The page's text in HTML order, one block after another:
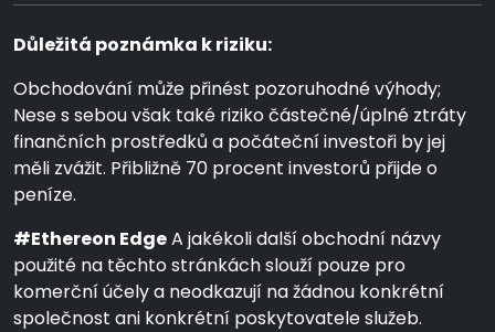
Důležitá poznámka k riziku:
Obchodování může přinést pozoruhodné výhody;
Nese s sebou však také riziko částečné/úplné ztráty
finančních prostředků a počáteční investoři by jej
měli zvážit. Přibližně 70 procent investorů přijde o
peníze.
#Ethereon EdgeA jakékoli další obchodní názvy
použité na těchto stránkách slouží pouze pro
komerční účely a neodkazují na žádnou konkrétní
společnost ani konkrétní poskytovatele služeb.